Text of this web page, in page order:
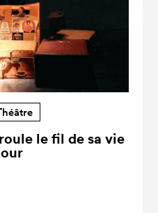
le fil de sa vie